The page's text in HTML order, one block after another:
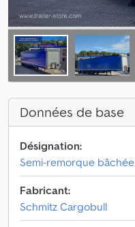
Données de base
Désignation:
Semi-remorque bâchée
Fabricant:
Schmitz Cargobull